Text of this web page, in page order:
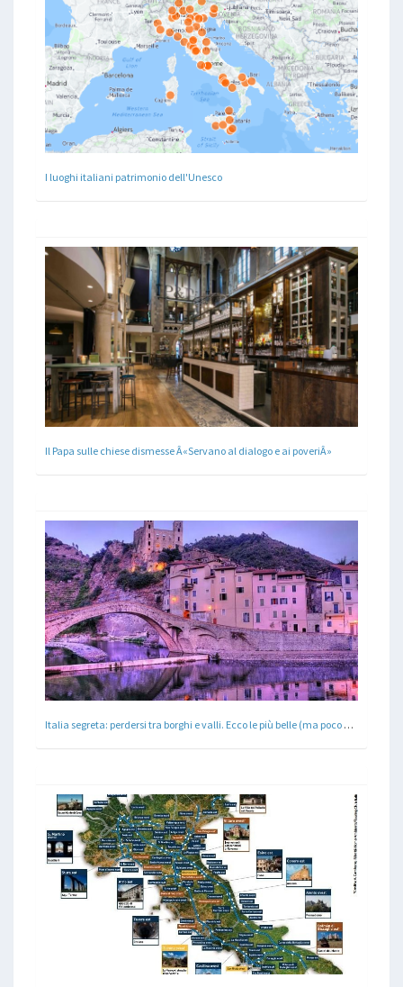
I luoghi italiani patrimonio dell'Unesco
Il Papa sulle chiese dismesse Â«Servano al dialogo e ai poveriÂ»
Italia segreta: perdersi tra borghi e valli. Ecco le più belle (ma poco conosciute)